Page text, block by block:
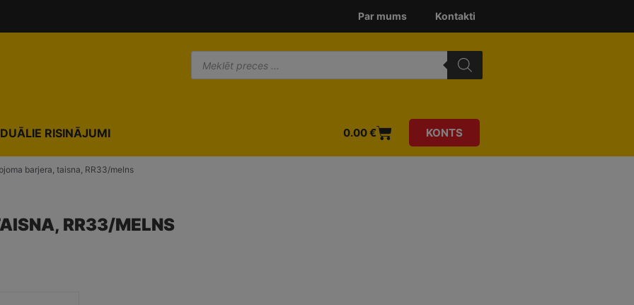
Par mums Kontakti
RISINĀJUMI 0.00€ KONTS
barjera, taisna, RR33/melns
RR33/MELNS